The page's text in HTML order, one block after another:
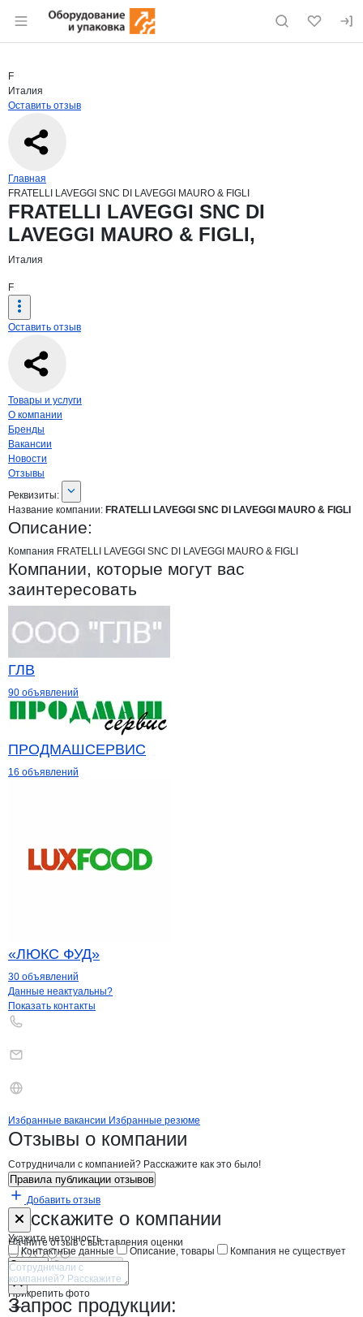
Раздел навигации по сайту eqinfo.ru
Страница компании
Страница компании
Краткая информация о компании
F
Италия
Оставить отзыв
Навигация по сайту
Главная
FRATELLI LAVEGGI SNC DI LAVEGGI MAURO & FIGLI
Основная информация о компании
FRATELLI LAVEGGI SNC DI
LAVEGGI MAURO & FIGLI,
Италия
F
Оставить отзыв
Навигация по странице
Товары и услуги
О компании
Бренды
Вакансии
Новости
Отзывы
О компании
Реквизиты
Реквизиты:
Название компании: FRATELLI LAVEGGI SNC DI LAVEGGI MAURO & FIGLI
Описание:
Компания FRATELLI LAVEGGI SNC DI LAVEGGI MAURO & FIGLI
Компании, которые могут вас
заинтересовать
ГЛВ
90 объявлений
ПРОДМАШСЕРВИС
16 объявлений
«ЛЮКС ФУД»
30 объявлений
Контактыкомпании
+7(800)000-00-..
Данные неактуальны?
Показать контакты
Брендыкомпани FRATELLI LAVEGGI
Вакансии вFRATELLI LAVEGGI SNC
Избранные вакансии Избранные резюме
Новости oFRATELLI LAVEGGI SNC
Отзывы о компании
Сотрудничали с компанией? Расскажите как это было!
Правила публикации отзывов
Добавить отзыв
Расскажите о компании
Начните отзыв с выставления оценки
Прикрепить фото
Форма обратной связи о неточностях
Укажите неточность
Контактные данные
Описание, товары Компания не существует
Отмена Опубликовать
Запрос продукции: